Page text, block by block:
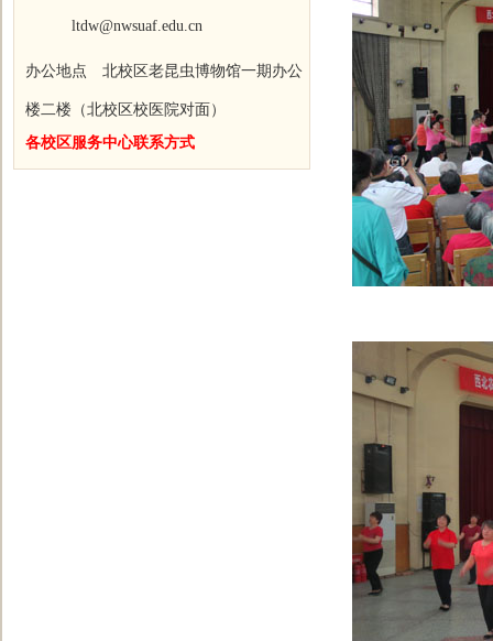
ltdw@nwsuaf.edu.cn
办公地点 北校区老昆虫博物馆一期办公
楼二楼（北校区校医院对面）
各校区服务中心联系方式